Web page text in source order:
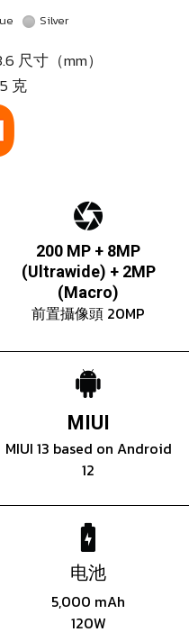
Silver
尺寸（mm）
克
200 MP + 8MP
(Ultrawide) + 2MP
(Macro)
前置攝像頭 20MP
MIUI
MIUI 13 based on Android
12
电池
5,000 mAh
120W